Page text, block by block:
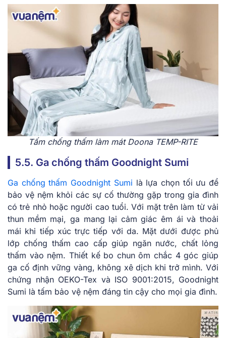
Tấm chống thấm làm mát Doona TEMP-RITE
5.5. Ga chống thấm Goodnight Sumi
Ga chống thấm Goodnight Sumi là lựa chọn tối ưu để
bảo vệ nệm khỏi các sự cố thường gặp trong gia đình
có trẻ nhỏ hoặc người cao tuổi. Với mặt trên làm từ vải
thun mềm mại, ga mang lại cảm giác êm ái và thoải
mái khi tiếp xúc trực tiếp với da. Mặt dưới được phủ
lớp chống thấm cao cấp giúp ngăn nước, chất lỏng
thấm vào nệm. Thiết kế bo chun ôm chắc 4 góc giúp
ga cố định vững vàng, không xê dịch khi trở mình. Với
chứng nhận OEKO-Tex và ISO 9001:2015, Goodnight
Sumi là tấm bảo vệ nệm đáng tin cậy cho mọi gia đình.